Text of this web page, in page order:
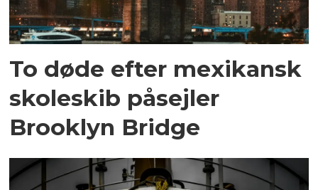
To døde efter mexikansk
skoleskib påsejler
Brooklyn Bridge